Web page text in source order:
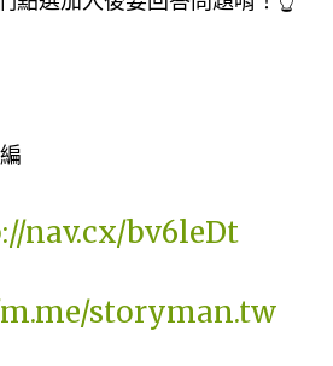
nav.cx/bv6leDt
storyman.tw